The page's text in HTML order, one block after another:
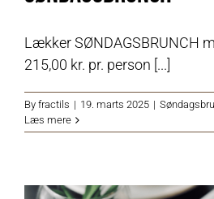
Lækker SØNDAGSBRUNCH
215,00 kr. pr. person [...]
By fractils | 19. marts 2025 |
Læs mere